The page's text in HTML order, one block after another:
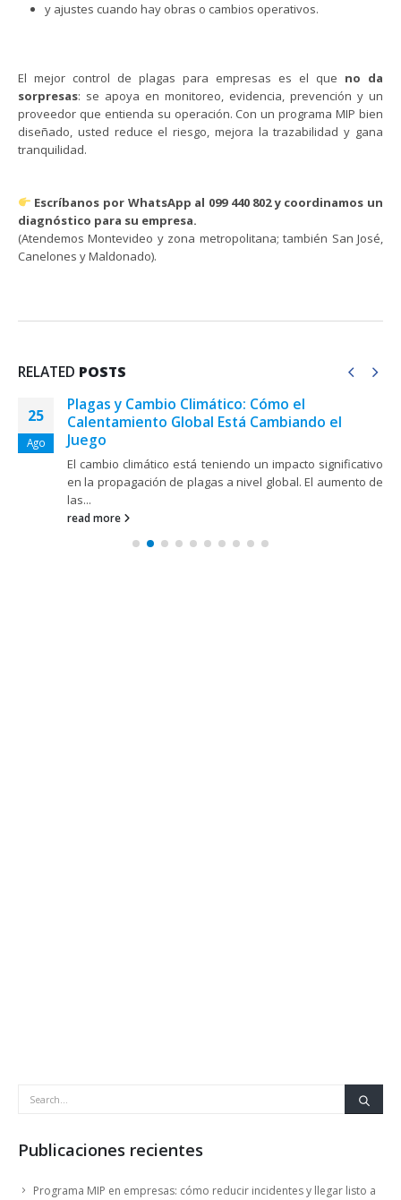
y ajustes cuando hay obras o cambios operativos.
El mejor control de plagas para empresas es el que no da
sorpresas: se apoya en monitoreo, evidencia, prevención y un
proveedor que entienda su operación. Con un programa MIP bien
diseñado, usted reduce el riesgo, mejora la trazabilidad y gana
tranquilidad.
Escríbanos por WhatsApp al 099 440 802 y coordinamos un
diagnóstico para su empresa.
(Atendemos Montevideo y zona metropolitana; también San José,
Canelones y Maldonado).
RELATED POSTS
25
Ago
Plagas y Cambio Climático: Cómo el
Calentamiento Global Está Cambiando el
Juego
El cambio climático está teniendo un impacto significativo
en la propagación de plagas a nivel global. El aumento de
las...
read more
Publicaciones recientes
Programa MIP en empresas: cómo reducir incidentes y llegar listo a